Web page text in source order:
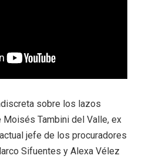
sobre los lazos
Tambini del Valle, ex
jefe de los procuradores
Sifuentes y Alexa Vélez